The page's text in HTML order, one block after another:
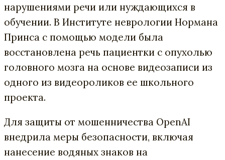
нарушениями речи или нуждающихся в
обучении. В Институте неврологии Нормана
Принса с помощью модели была
восстановлена речь пациентки с опухолью
головного мозга на основе видеозаписи из
одного из видеороликов ее школьного
проекта.
Для защиты от мошенничества OpenAI
внедрила меры безопасности, включая
нанесение водяных знаков на